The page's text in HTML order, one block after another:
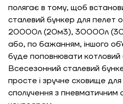
полягає в тому, щоб
сталевий бункер для пелет
20000л (20м3), 30000л
або, по бажанням, іншого
буде поповнювати котловий
Всесезонний сталевий
просте і зручне сховище для
сполучення з пневматичним
Ширина, м
Довжина, м
Ступінь
утеплення, Вт/м